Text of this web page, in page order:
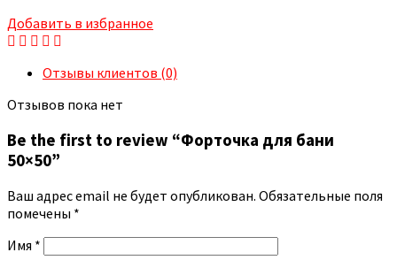
Добавить в избранное
Отзывы клиентов (0)
Отзывов пока нет
Be the first to review “Форточка для бани
50×50”
Ваш адрес email не будет опубликован. Обязательные поля
помечены *
Имя *